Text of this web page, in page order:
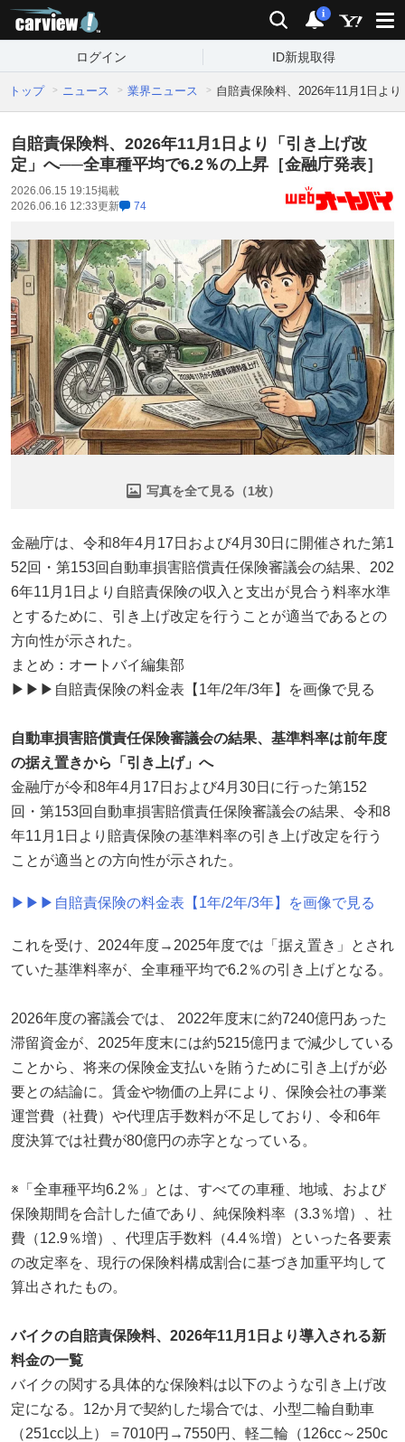
検索 通知
i
ログイン ID新規取得
トップ ニュース 業界ニュース 自賠責保険料、2026年11月1日よ
自賠責保険料、2026年11月1日より「引き上げ改
定」へ──全車種平均で6.2％の上昇［金融庁発表］
2026.06.15 19:15掲載
2026.06.16 12:33更新 74
写真を全て見る（1枚）
金融庁は、令和8年4月17日および4月30日に開催された第1
52回・第153回自動車損害賠償責任保険審議会の結果、202
6年11月1日より自賠責保険の収入と支出が見合う料率水準
とするために、引き上げ改定を行うことが適当であるとの
方向性が示された。
まとめ：オートバイ編集部
▶▶▶自賠責保険の料金表【1年/2年/3年】を画像で見る
自動車損害賠償責任保険審議会の結果、基準料率は前年度
の据え置きから「引き上げ」へ
金融庁が令和8年4月17日および4月30日に行った第152
回・第153回自動車損害賠償責任保険審議会の結果、令和8
年11月1日より賠責保険の基準料率の引き上げ改定を行う
ことが適当との方向性が示された。
▶▶▶自賠責保険の料金表【1年/2年/3年】を画像で見る
これを受け、2024年度→2025年度では「据え置き」とされ
ていた基準料率が、全車種平均で6.2％の引き上げとなる。
2026年度の審議会では、 2022年度末に約7240億円あった
滞留資金が、2025年度末には約5215億円まで減少している
ことから、将来の保険金支払いを賄うために引き上げが必
要との結論に。賃金や物価の上昇により、保険会社の事業
運営費（社費）や代理店手数料が不足しており、令和6年
度決算では社費が80億円の赤字となっている。
※「全車種平均6.2％」とは、すべての車種、地域、および
保険期間を合計した値であり、純保険料率（3.3％増）、社
費（12.9％増）、代理店手数料（4.4％増）といった各要素
の改定率を、現行の保険料構成割合に基づき加重平均して
算出されたもの。
バイクの自賠責保険料、2026年11月1日より導入される新
料金の一覧
バイクの関する具体的な保険料は以下のような引き上げ改
定になる。12か月で契約した場合では、小型二輪自動車
（251cc以上）＝7010円→7550円、軽二輪（126cc～250c